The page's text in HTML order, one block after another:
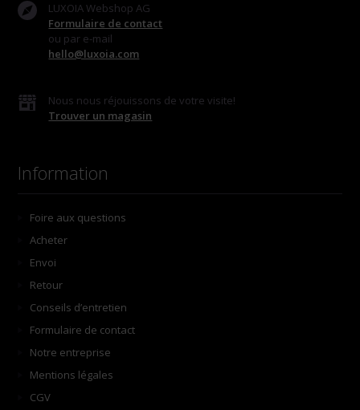
LUXOIA Webshop AG
Formulaire de contact
ou par e-mail
hello@luxoia.com
Nous nous réjouissons de votre visite!
Trouver un magasin
Information
Foire aux questions
Acheter
Envoi
Retour
Conseils d’entretien
Formulaire de contact
Notre entreprise
Mentions légales
CGV